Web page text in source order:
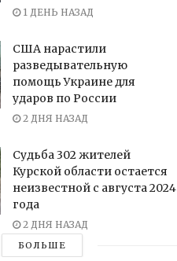
1 ДЕНЬ НАЗАД
США нарастили
разведывательную
помощь Украине для
ударов по России
2 ДНЯ НАЗАД
Судьба 302 жителей
Курской области остается
неизвестной с августа 2024
года
2 ДНЯ НАЗАД
БОЛЬШЕ